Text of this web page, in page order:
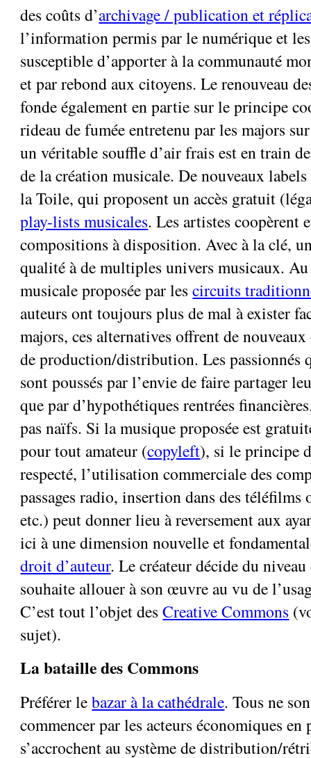
des coûts d’archivage / publication et
l’information permis par le numérique et
susceptible d’apporter à la communauté
et par rebond aux citoyens. Le renouveau
fonde également en partie sur le principe
rideau de fumée entretenu par les majors
un véritable souffle d’air frais est en train
de la création musicale. De nouveaux
la Toile, qui proposent un accès gratuit
play-lists musicales. Les artistes coopèrent
compositions à disposition. Avec à la clé,
qualité à de multiples univers musicaux.
musicale proposée par lescircuits
auteurs ont toujours plus de mal à exister
majors, ces alternatives offrent de nouveaux
de production/distribution. Les passionnés
sont poussés par l’envie de faire partager
que par d’hypothétiques rentrées
pas naïfs. Si la musique proposée est
pour tout amateur (copyleft), si le principe
respecté, l’utilisation commerciale des
passages radio, insertion dans des téléfilms
etc.) peut donner lieu à reversement aux
ici à une dimension nouvelle et
droit d’auteur. Le créateur décide du
souhaite allouer à son œuvre au vu de
C’est tout l’objet desCreative Commons
sujet).
La bataille des Commons
Préférer lebazar à la cathédrale. Tous ne
commencer par les acteurs économiques en
s’accrochent au système de distribution/